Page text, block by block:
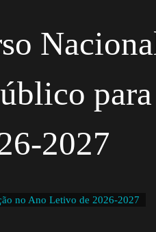
2027
no Ano Letivo de 2026-2027